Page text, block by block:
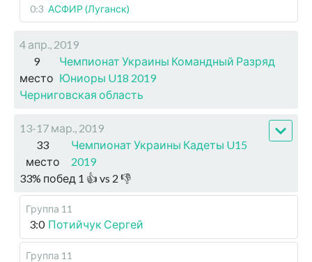
0:3 АСФИР (Луганск)
4 апр., 2019
9
место
Чемпионат Украины Командный Разряд
Юниоры U18 2019
Черниговская область
13-17 мар., 2019
33
место
Чемпионат Украины Кадеты U15
2019
33% побед 1 👍 vs 2 👎
Группа 11
3:0 Потийчук Сергей
Группа 11